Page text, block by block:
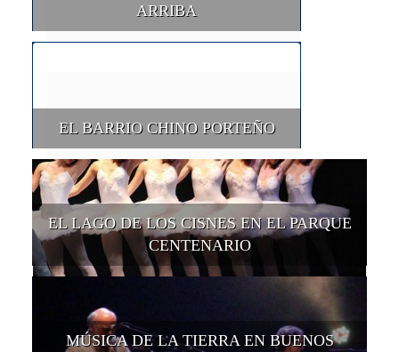
ARRIBA
EL BARRIO CHINO PORTEÑO
EL LAGO DE LOS CISNES EN EL PARQUE
CENTENARIO
MÚSICA DE LA TIERRA EN BUENOS